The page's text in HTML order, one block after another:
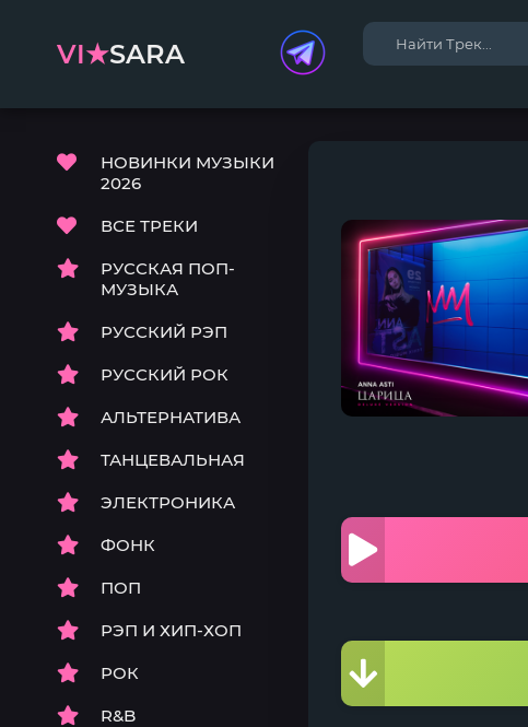
VI★SARA
НОВИНКИ МУЗЫКИ
2026
ВСЕ ТРЕКИ
РУССКАЯ ПОП-
МУЗЫКА
РУССКИЙ РЭП
РУССКИЙ РОК
АЛЬТЕРНАТИВА
ТАНЦЕВАЛЬНАЯ
ЭЛЕКТРОНИКА
ФОНК
ПОП
РЭП И ХИП-ХОП
РОК
R&B